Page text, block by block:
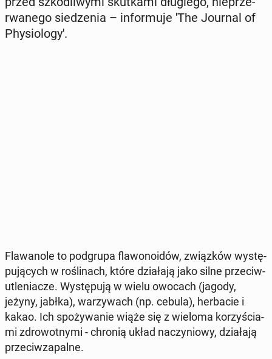
rwa­ne­go sie­dze­nia – in­for­mu­je 'The Journal of
Phy­sio­lo­gy'.
Fla­wa­no­le to pod­gru­pa fla­wo­no­idów, związ­ków wy­stę­
pu­ją­cych w ro­śli­nach, które dzia­ła­ją jako silne prze­ciw­
u­tle­nia­cze. Wy­stę­pu­ją w wielu owocach (jagody,
jeżyny, jabłka), wa­rzy­wach (np. cebula), her­ba­cie i
kakao. Ich spo­ży­wa­nie wiąże się z wieloma ko­rzy­ścia­
mi zdro­wot­ny­mi - chronią układ na­czy­nio­wy, dzia­ła­ją
prze­ciw­za­pal­ne.